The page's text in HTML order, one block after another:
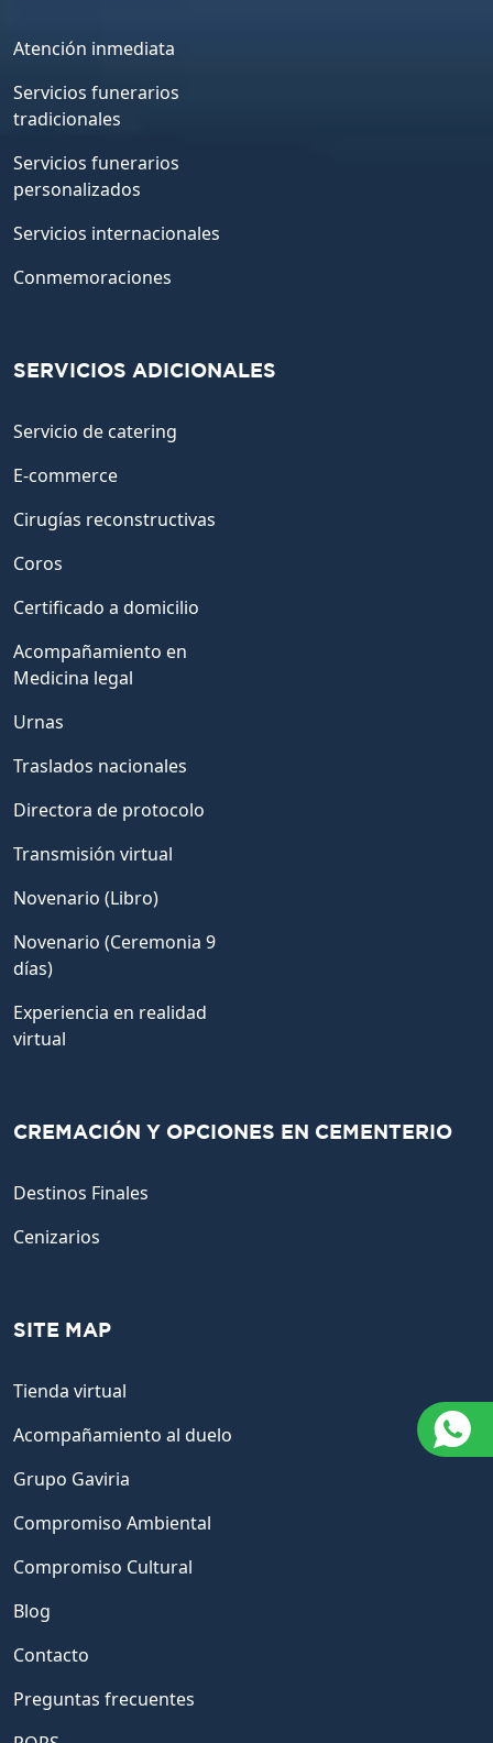
Atención inmediata
Servicios funerarios
tradicionales
Servicios funerarios
personalizados
Servicios internacionales
Conmemoraciones
SERVICIOS ADICIONALES
Servicio de catering
E-commerce
Cirugías reconstructivas
Coros
Certificado a domicilio
Acompañamiento en
Medicina legal
Urnas
Traslados nacionales
Directora de protocolo
Transmisión virtual
Novenario (Libro)
Novenario (Ceremonia 9
días)
Experiencia en realidad
virtual
CREMACIÓN Y OPCIONES EN CEMENTERIO
Destinos Finales
Cenizarios
SITE MAP
Tienda virtual
Acompañamiento al duelo
Grupo Gaviria
Compromiso Ambiental
Compromiso Cultural
Blog
Contacto
Preguntas frecuentes